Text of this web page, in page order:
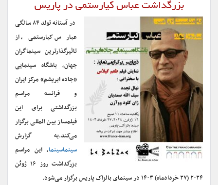
بزرگداشت عباس کیارستمی در پاریس
در آستانه تولد ۸۴ سالگی
عبارس کیارستمی، از
تاثیرگذارترین سینماگران
جهان، باشگاه سینمایی
«جاده ابریشم» مرکز ایران
و فرانسه مراسم
بزرگداشتی برای این
فیلمساز بین المللی برگزار
می‌کند.به گزارش
سینماسینما، این مراسم
بزرگداشت روز ۱۶ ژوئن
۲۰۲۴ (۲۷ خردادماه) ۱۴۰۳ در سینمای بالزاک پاریس برگزار می‌شود.